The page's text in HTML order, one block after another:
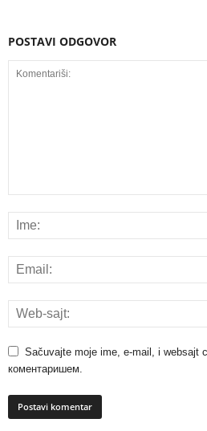
POSTAVI ODGOVOR
Sačuvajte moje ime, e-mail, i websajt
коментаришем.